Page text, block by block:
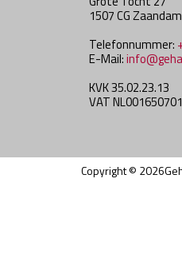
1507 CG Zaandam
Telefonnummer:
E-Mail:
KVK 35.02.23.13
VAT
Copyright © 2026